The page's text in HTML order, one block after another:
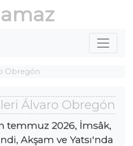
Obregón
Álvaro Obregón
temmuz 2026, İmsâk,
Akşam ve Yatsı'nda